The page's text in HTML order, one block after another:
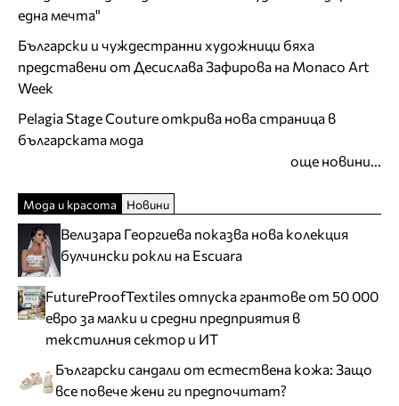
една мечта"
Български и чуждестранни художници бяха
представени от Десислава Зафирова на Monaco Art
Week
Pelagia Stage Couture открива нова страница в
българската мода
още новини...
Мода и красота Новини
Велизара Георгиева показва нова колекция
булчински рокли на Escuara
FutureProofTextiles отпуска грантове от 50 000
евро за малки и средни предприятия в
текстилния сектор и ИТ
Български сандали от естествена кожа: Защо
все повече жени ги предпочитат?